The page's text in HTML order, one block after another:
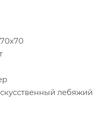
лебяжий